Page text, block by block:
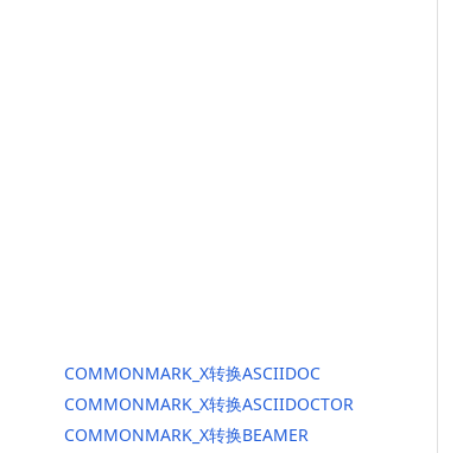
COMMONMARK_X转换ASCIIDOC
COMMONMARK_X转换ASCIIDOCTOR
COMMONMARK_X转换BEAMER